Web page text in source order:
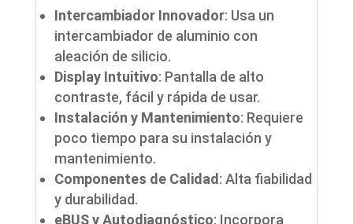
Intercambiador Innovador: Usa un
intercambiador de aluminio con
aleación de silicio.
Display Intuitivo: Pantalla de alto
contraste, fácil y rápida de usar.
Instalación y Mantenimiento: Requiere
poco tiempo para su instalación y
mantenimiento.
Componentes de Calidad : Alta fiabilidad
y durabilidad.
eBUS y Autodiagnóstico: Incorpora